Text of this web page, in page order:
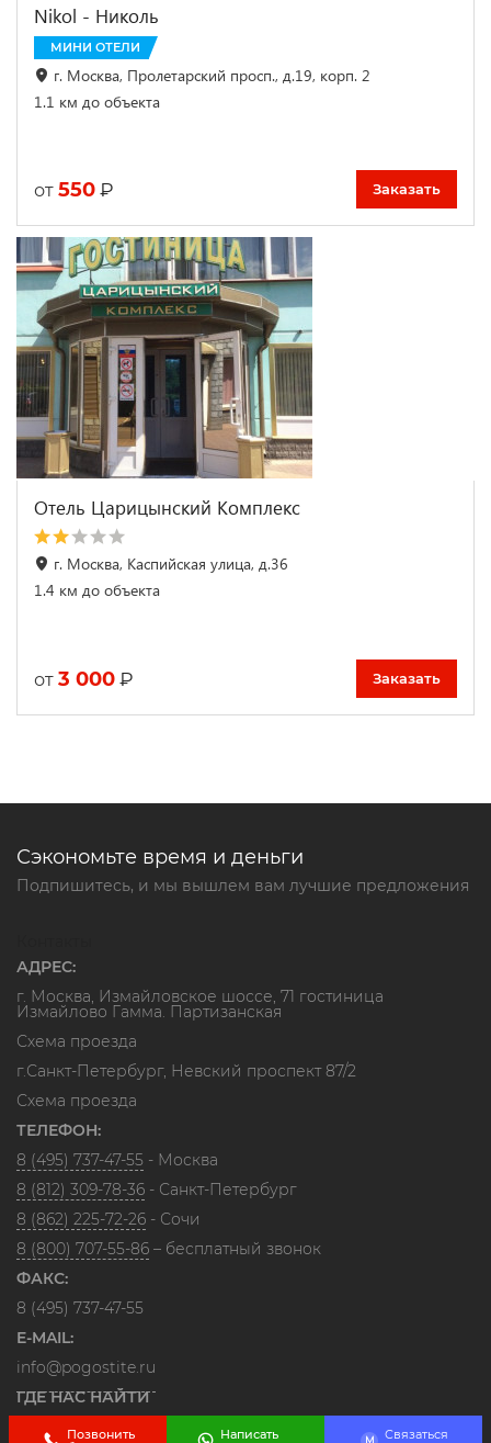
Nikol - Николь
МИНИ ОТЕЛИ
г. Москва, Пролетарский просп., д.19, корп. 2
1.1 км до объекта
от 550 ₽ Заказать
Отель Царицынский Комплекс
г. Москва, Каспийская улица, д.36
1.4 км до объекта
от 3 000 ₽ Заказать
Сэкономьте время и деньги
Подпишитесь, и мы вышлем вам лучшие предложения
АДРЕС:
г. Москва, Измайловское шоссе, 71 гостиница
Измайлово Гамма. Партизанская
Схема проезда
г.Санкт-Петербург, Невский проспект 87/2
Схема проезда
ТЕЛЕФОН:
8 (495) 737-47-55 - Москва
8 (812) 309-78-36 - Санкт-Петербург
8 (862) 225-72-26 - Сочи
8 (800) 707-55-86 – бесплатный звонок
ФАКС:
8 (495) 737-47-55
E-MAIL:
info@pogostite.ru
ГДЕ НАС НАЙТИ
Позвонить
Написать
M
Связаться